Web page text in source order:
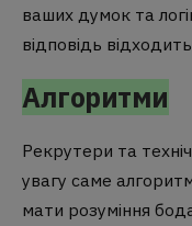
ваших думок та
відповідь
Алгоритми
Рекрутери та
увагу саме
мати розуміння